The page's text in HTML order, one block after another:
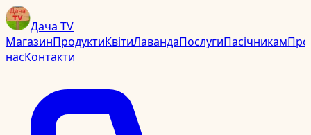
Дача TV
МагазинПродуктиКвітиЛавандаПослугиПасічникамПро
насКонтакти